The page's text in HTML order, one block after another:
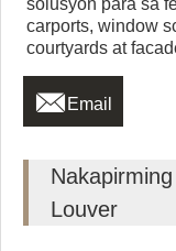
solusyon para sa
carports, window
courtyards at
 Email
Louver